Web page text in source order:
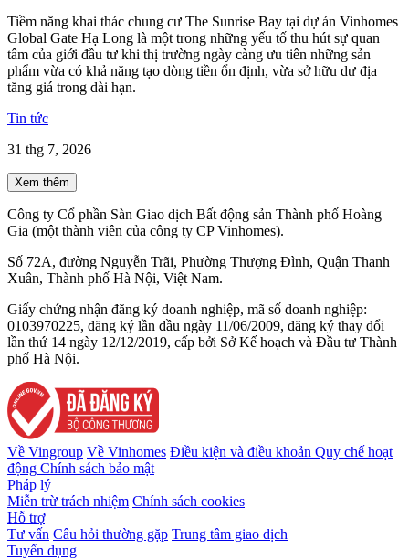
Tiềm năng khai thác chung cư The Sunrise Bay tại dự án Vinhomes
Global Gate Hạ Long là một trong những yếu tố thu hút sự quan
tâm của giới đầu tư khi thị trường ngày càng ưu tiên những sản
phẩm vừa có khả năng tạo dòng tiền ổn định, vừa sở hữu dư địa
tăng giá trong dài hạn.
Tin tức
31 thg 7, 2026
Xem thêm
Công ty Cổ phần Sàn Giao dịch Bất động sản Thành phố Hoàng
Gia (một thành viên của công ty CP Vinhomes).
Số 72A, đường Nguyễn Trãi, Phường Thượng Đình, Quận Thanh
Xuân, Thành phố Hà Nội, Việt Nam.
Giấy chứng nhận đăng ký doanh nghiệp, mã số doanh nghiệp:
0103970225, đăng ký lần đầu ngày 11/06/2009, đăng ký thay đổi
lần thứ 14 ngày 12/12/2019, cấp bởi Sở Kế hoạch và Đầu tư Thành
phố Hà Nội.
Về Vingroup Về Vinhomes Điều kiện và điều khoản Quy chế hoạt
động Chính sách bảo mật
Pháp lý
Miễn trừ trách nhiệm Chính sách cookies
Hỗ trợ
Tư vấn Câu hỏi thường gặp Trung tâm giao dịch
Tuyển dụng